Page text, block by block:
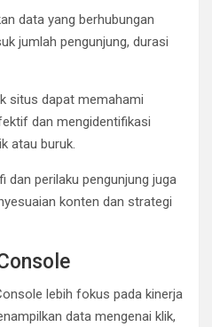
data yang berhubungan
jumlah pengunjung, durasi
situs dapat memahami
dan mengidentifikasi
atau buruk.
dan perilaku pengunjung juga
konten dan strategi
lebih fokus pada kinerja
data mengenai klik,